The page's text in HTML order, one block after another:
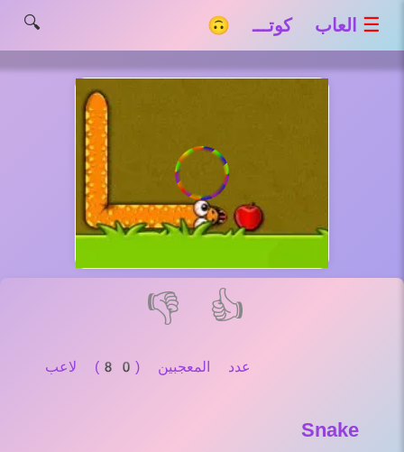
☰ العاب كوتـــ 🙃 🔍
👍
👎
عدد المعجبين (80) لاعب
Snake